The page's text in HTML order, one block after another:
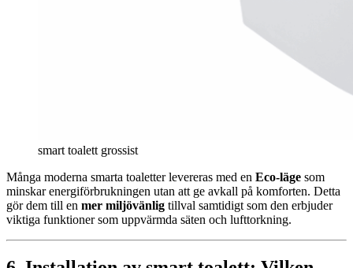
smart toalett grossist
Många moderna smarta toaletter levereras med en Eco-läge som
minskar energiförbrukningen utan att ge avkall på komforten. Detta
gör dem till en mer miljövänlig tillval samtidigt som den erbjuder
viktiga funktioner som uppvärmda säten och lufttorkning.